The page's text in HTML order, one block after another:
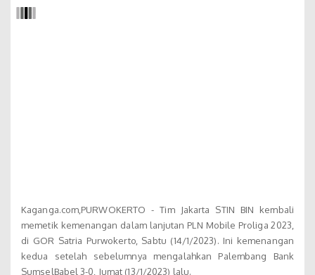
Kaganga.com,PURWOKERTO - Tim Jakarta STIN BIN kembali
memetik kemenangan dalam lanjutan PLN Mobile Proliga 2023,
di GOR Satria Purwokerto, Sabtu (14/1/2023). Ini kemenangan
kedua setelah sebelumnya mengalahkan Palembang Bank
SumselBabel 3-0, Jumat (13/1/2023) lalu.